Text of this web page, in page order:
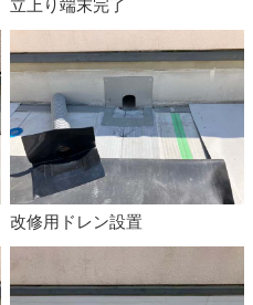
改修用ドレン設置